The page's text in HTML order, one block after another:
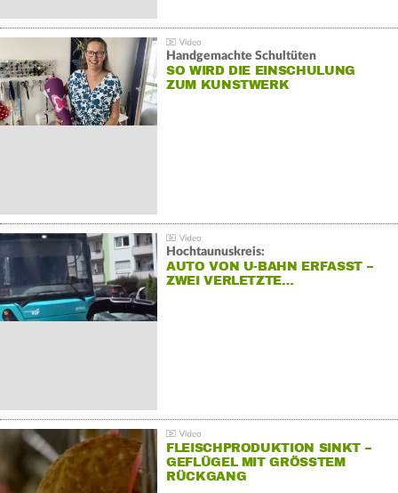
Handgemachte Schultüten
SO WIRD DIE EINSCHULUNG
ZUM KUNSTWERK
Hochtaunuskreis:
AUTO VON U-BAHN ERFASST –
ZWEI VERLETZTE…
FLEISCHPRODUKTION SINKT –
GEFLÜGEL MIT GRÖSSTEM R
ÜCKGANG